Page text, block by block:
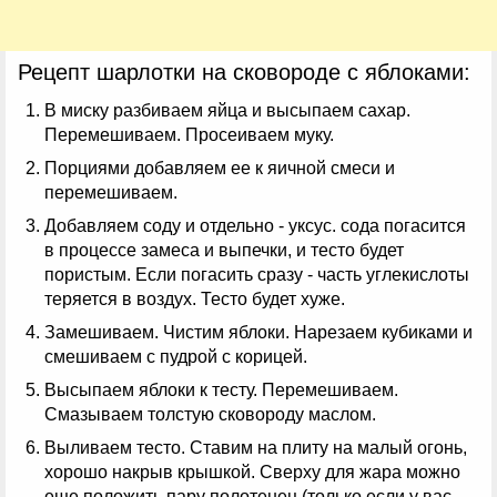
Рецепт шарлотки на сковороде с яблоками:
В миску разбиваем яйца и высыпаем сахар.
Перемешиваем. Просеиваем муку.
Порциями добавляем ее к яичной смеси и
перемешиваем.
Добавляем соду и отдельно - уксус. сода погасится
в процессе замеса и выпечки, и тесто будет
пористым. Если погасить сразу - часть углекислоты
теряется в воздух. Тесто будет хуже.
Замешиваем. Чистим яблоки. Нарезаем кубиками и
смешиваем с пудрой с корицей.
Высыпаем яблоки к тесту. Перемешиваем.
Смазываем толстую сковороду маслом.
Выливаем тесто. Ставим на плиту на малый огонь,
хорошо накрыв крышкой. Сверху для жара можно